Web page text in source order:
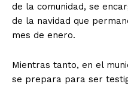
de la comunidad, se
de la navidad que
mes de enero.
Mientras tanto, en el
se prepara para ser